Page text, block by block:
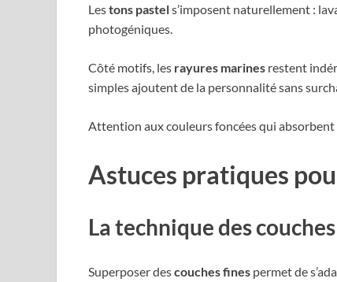
Lestons pastels’imposent naturellement :
photogéniques.
Côté motifs, les rayures marines restent
simples ajoutent de la personnalité sans
Attention aux couleurs foncées qui absorbent
Astuces pratiques
La technique des
Superposer descouches fines permet de